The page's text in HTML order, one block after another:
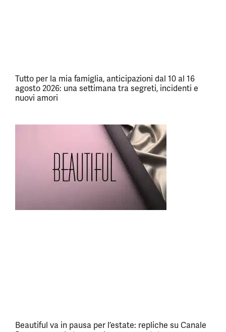
Tutto per la mia famiglia, anticipazioni dal 10 al 16
agosto 2026: una settimana tra segreti, incidenti e
nuovi amori
Beautiful va in pausa per l’estate: repliche su Canale